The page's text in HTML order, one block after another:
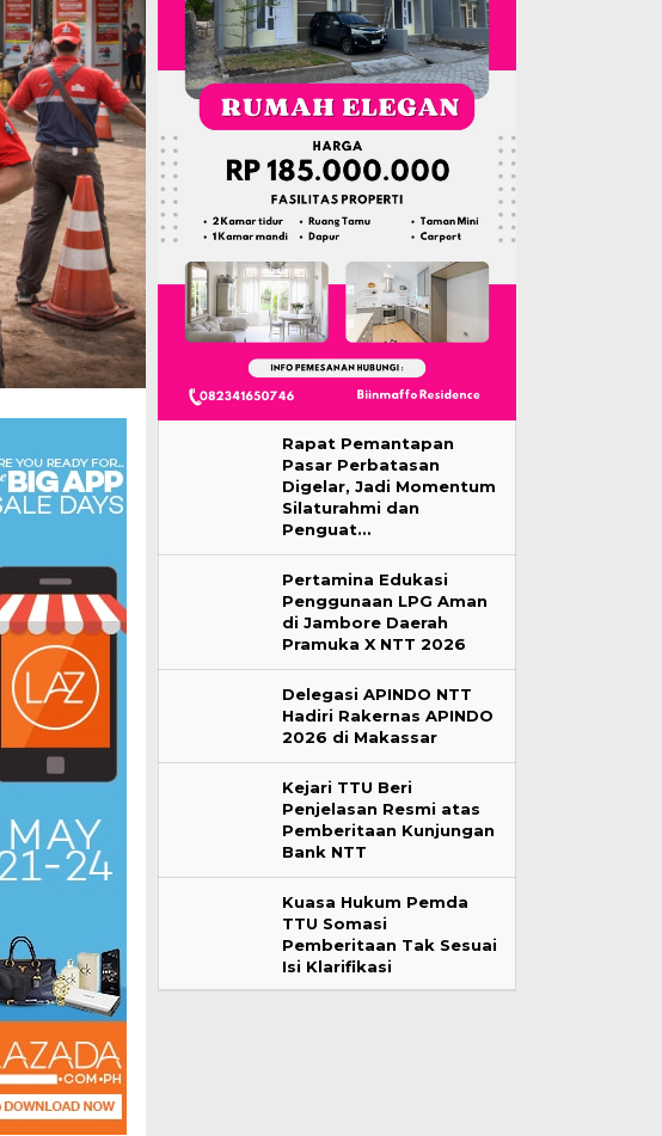
Rapat Pemantapan
Pasar Perbatasan
Digelar, Jadi Momentum
Silaturahmi dan
Penguat…
Pertamina Edukasi
Penggunaan LPG Aman
di Jambore Daerah
Pramuka X NTT 2026
Delegasi APINDO NTT
Hadiri Rakernas APINDO
2026 di Makassar
Kejari TTU Beri
Penjelasan Resmi atas
Pemberitaan Kunjungan
Bank NTT
Kuasa Hukum Pemda
TTU Somasi
Pemberitaan Tak Sesuai
Isi Klarifikasi